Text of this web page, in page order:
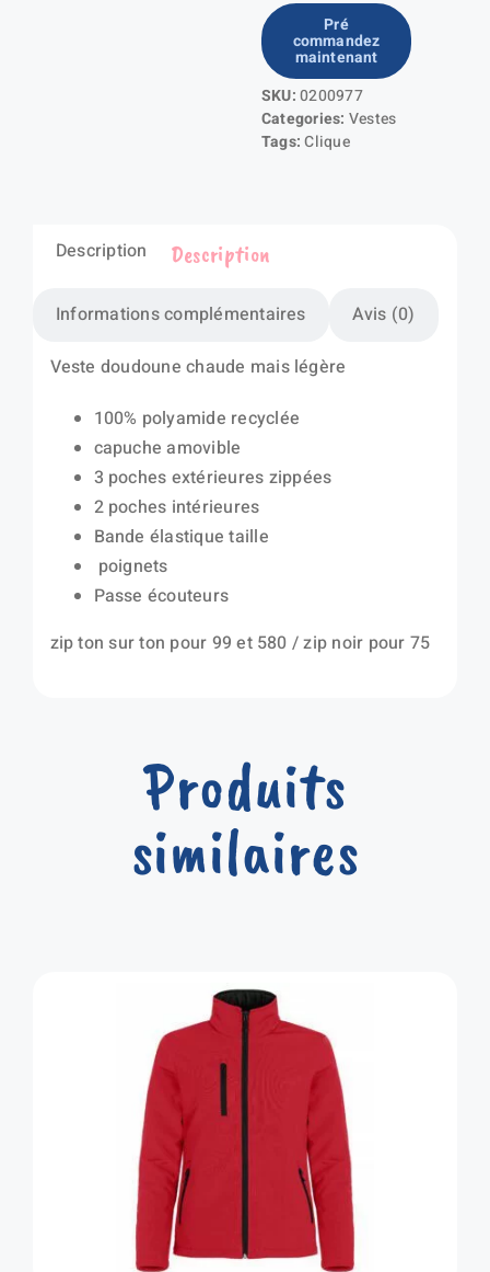
de
Doudoune
femme
Idaho
Pré
commandez
maintenant
SKU:0200977
Categories: Vestes
Tags:Clique
Description
Informations complémentaires Avis (0)
Description
Veste doudoune chaude mais légère
100% polyamide recyclée
capuche amovible
3 poches extérieures zippées
2 poches intérieures
Bande élastique taille
poignets
Passe écouteurs
zip ton sur ton pour 99 et 580 / zip noir pour 75
Produits
similaires